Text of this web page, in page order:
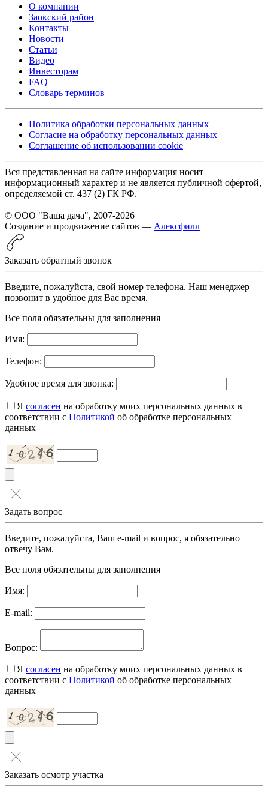
О компании
Заокский район
Контакты
Новости
Статьи
Видео
Инвесторам
FAQ
Словарь терминов
Политика обработки персональных данных
Согласие на обработку персональных данных
Соглашение об использовании cookie
Вся представленная на сайте информация носит
информационный характер и не является публичной офертой,
определяемой ст. 437 (2) ГК РФ.
© ООО "Ваша дача", 2007-2026
Создание и продвижение сайтов — Алексфилл
Заказать обратный звонок
Введите, пожалуйста, свой номер телефона. Наш менеджер
позвонит в удобное для Вас время.
Все поля обязательны для заполнения
Имя:
Телефон:
Удобное время для звонка:
Я согласен на обработку моих персональных данных в
соответствии с Политикой об обработке персональных
данных
Задать вопрос
Введите, пожалуйста, Ваш e-mail и вопрос, я обязательно
отвечу Вам.
Все поля обязательны для заполнения
Имя:
E-mail:
Вопрос:
Я согласен на обработку моих персональных данных в
соответствии с Политикой об обработке персональных
данных
Заказать осмотр участка